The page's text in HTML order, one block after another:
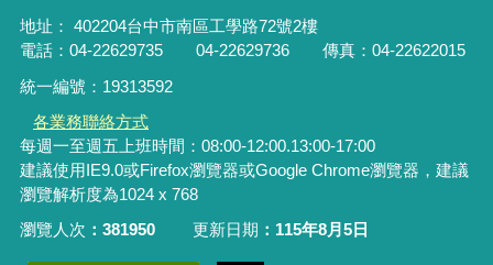
地址： 402204台中市南區工學路72號2樓
電話：04-22629735 04-22629736 傳真：04-22622015
統一編號：19313592
各業務聯絡方式
每週一至週五上班時間：08:00-12:00.13:00-17:00
建議使用IE9.0或Firefox瀏覽器或Google Chrome瀏覽器，建議
瀏覽解析度為1024 x 768
瀏覽人次
381950 更新日期 115年8月5日